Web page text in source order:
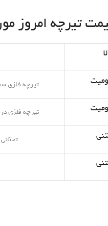
تیرچه امروز مورخ ۰۰/
تیرچه فلزی سفارشی ورق
تیرچه فلزی درجه یک
تحتانی ۱۰/فوقانی ۱۰/ زیگزال ۶